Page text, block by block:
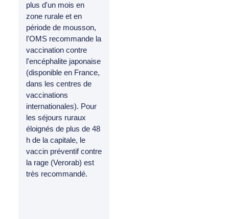
plus d'un mois en
zone rurale et en
période de mousson,
l'OMS recommande la
vaccination contre
l'encéphalite japonaise
(disponible en France,
dans les centres de
vaccinations
internationales). Pour
les séjours ruraux
éloignés de plus de 48
h de la capitale, le
vaccin préventif contre
la rage (Verorab) est
très recommandé.